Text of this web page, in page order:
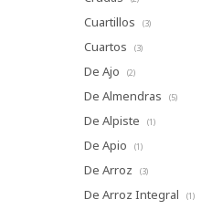
Cuartillos (3)
Cuartos (3)
De Ajo (2)
De Almendras (5)
De Alpiste (1)
De Apio (1)
De Arroz (3)
De Arroz Integral (1)